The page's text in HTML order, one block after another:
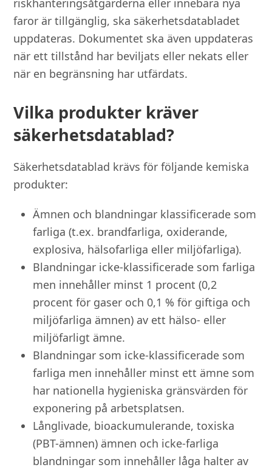
faror är tillgänglig, ska säkerhetsdatabladet
uppdateras. Dokumentet ska även uppdateras
när ett tillstånd har beviljats eller nekats eller
när en begränsning har utfärdats.
Vilka produkter kräver
säkerhetsdatablad?
Säkerhetsdatablad krävs för följande kemiska
produkter:
Ämnen och blandningar klassificerade som
farliga (t.ex. brandfarliga, oxiderande,
explosiva, hälsofarliga eller miljöfarliga).
Blandningar icke-klassificerade som farliga
men innehåller minst 1 procent (0,2
procent för gaser och 0,1 % för giftiga och
miljöfarliga ämnen) av ett hälso- eller
miljöfarligt ämne.
Blandningar som icke-klassificerade som
farliga men innehåller minst ett ämne som
har nationella hygieniska gränsvärden för
exponering på arbetsplatsen.
Långlivade, bioackumulerande, toxiska
(PBT-ämnen) ämnen och icke-farliga
blandningar som innehåller låga halter av